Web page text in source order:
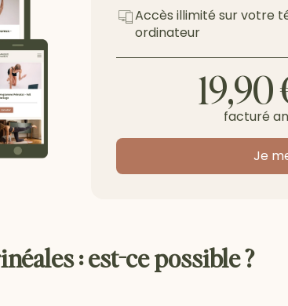
Accès illimité sur votre
ordinateur
facturé
Je
: est-ce possible ?